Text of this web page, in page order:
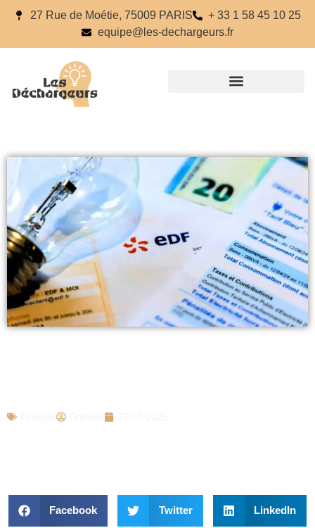
27 Rue de Moétie, 75009 PARIS
+ 33 1 58 45 10 25
equipe@les-dechargeurs.fr
Facebook Twitter LinkedIn